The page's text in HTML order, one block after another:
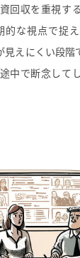
回収を重視す
的な視点で捉
見えにくい段階
中で断念して